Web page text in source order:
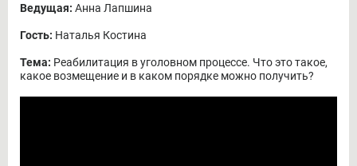
Ведущая: Анна Лапшина
Гость: Наталья Костина
Тема: Реабилитация в уголовном процессе. Что это такое,
какое возмещение и в каком порядке можно получить?